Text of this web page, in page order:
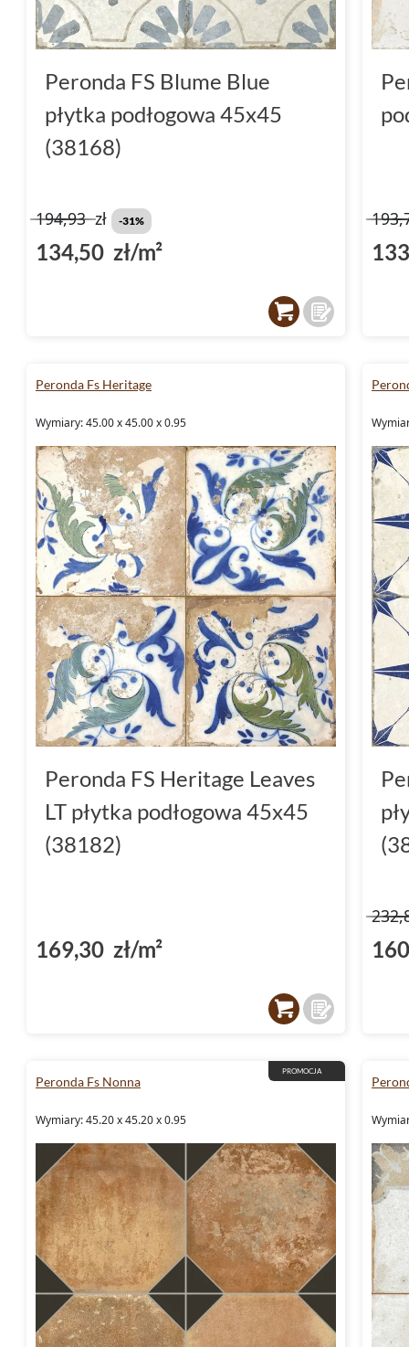
Peronda FS Blume Blue
płytka podłogowa 45x45
(38168)
194,93zł -31%
134,50 zł/m²
Peronda Fs Heritage
Wymiary: 45.00 x 45.00 x 0.95
Peronda FS Heritage Leaves
LT płytka podłogowa 45x45
(38182)
169,30 zł/m²
PROMOCJA
Peronda Fs Nonna
Wymiary: 45.20 x 45.20 x 0.95